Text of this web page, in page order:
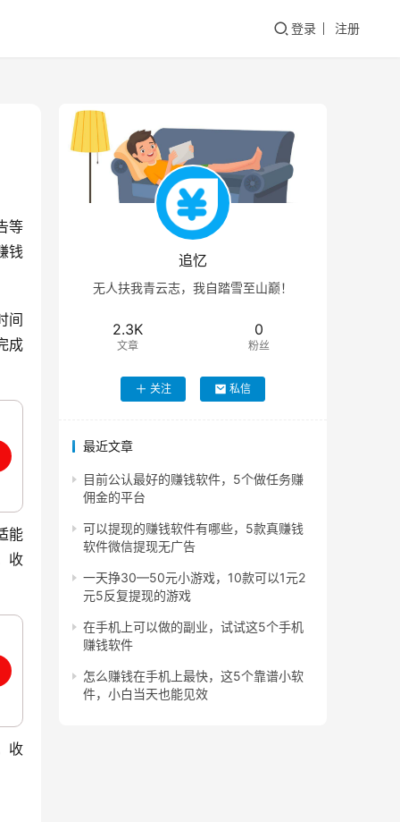
登录 注册
等
间
成
能
收
收
追忆
无人扶我青云志，我自踏雪至山巅！
2.3K
文章
0
粉丝
关注 私信
最近文章
目前公认最好的赚钱软件，5个做任务赚
佣金的平台
可以提现的赚钱软件有哪些，5款真赚钱
软件微信提现无广告
一天挣30—50元小游戏，10款可以1元2
元5反复提现的游戏
在手机上可以做的副业，试试这5个手机
赚钱软件
怎么赚钱在手机上最快，这5个靠谱小软
件，小白当天也能见效